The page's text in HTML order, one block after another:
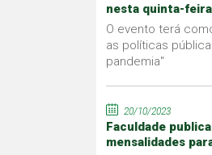
nesta quinta-
O evento terá
as políticas
pandemia"
20/10/2023
Faculdade
mensalidades